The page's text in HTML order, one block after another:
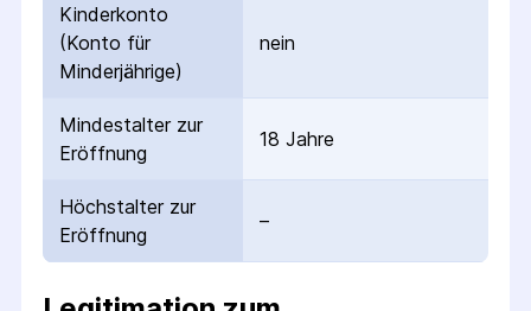
Kinderkonto
(Konto für
Minderjährige)
nein
Mindestalter zur
Eröffnung
18 Jahre
Höchstalter zur
Eröffnung
–